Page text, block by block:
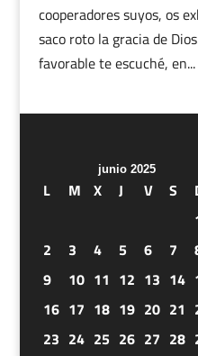
cooperadores suyos, os
saco roto la gracia de
favorable te escuché, en...
junio 2025
L M X J V S
2
3 4 5 6 7
9
10 11 12 13 14
16 17 18 19 20 21
23 24 25 26 27 28